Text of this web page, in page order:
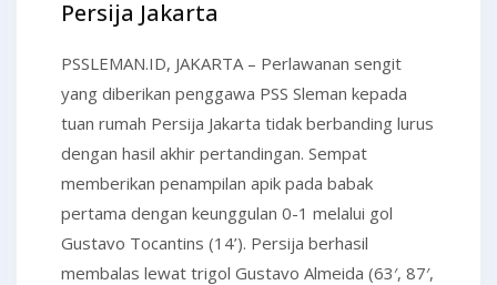
Persija Jakarta
PSSLEMAN.ID, JAKARTA – Perlawanan sengit
yang diberikan penggawa PSS Sleman kepada
tuan rumah Persija Jakarta tidak berbanding lurus
dengan hasil akhir pertandingan. Sempat
memberikan penampilan apik pada babak
pertama dengan keunggulan 0-1 melalui gol
Gustavo Tocantins (14’). Persija berhasil
membalas lewat trigol Gustavo Almeida (63′, 87′,